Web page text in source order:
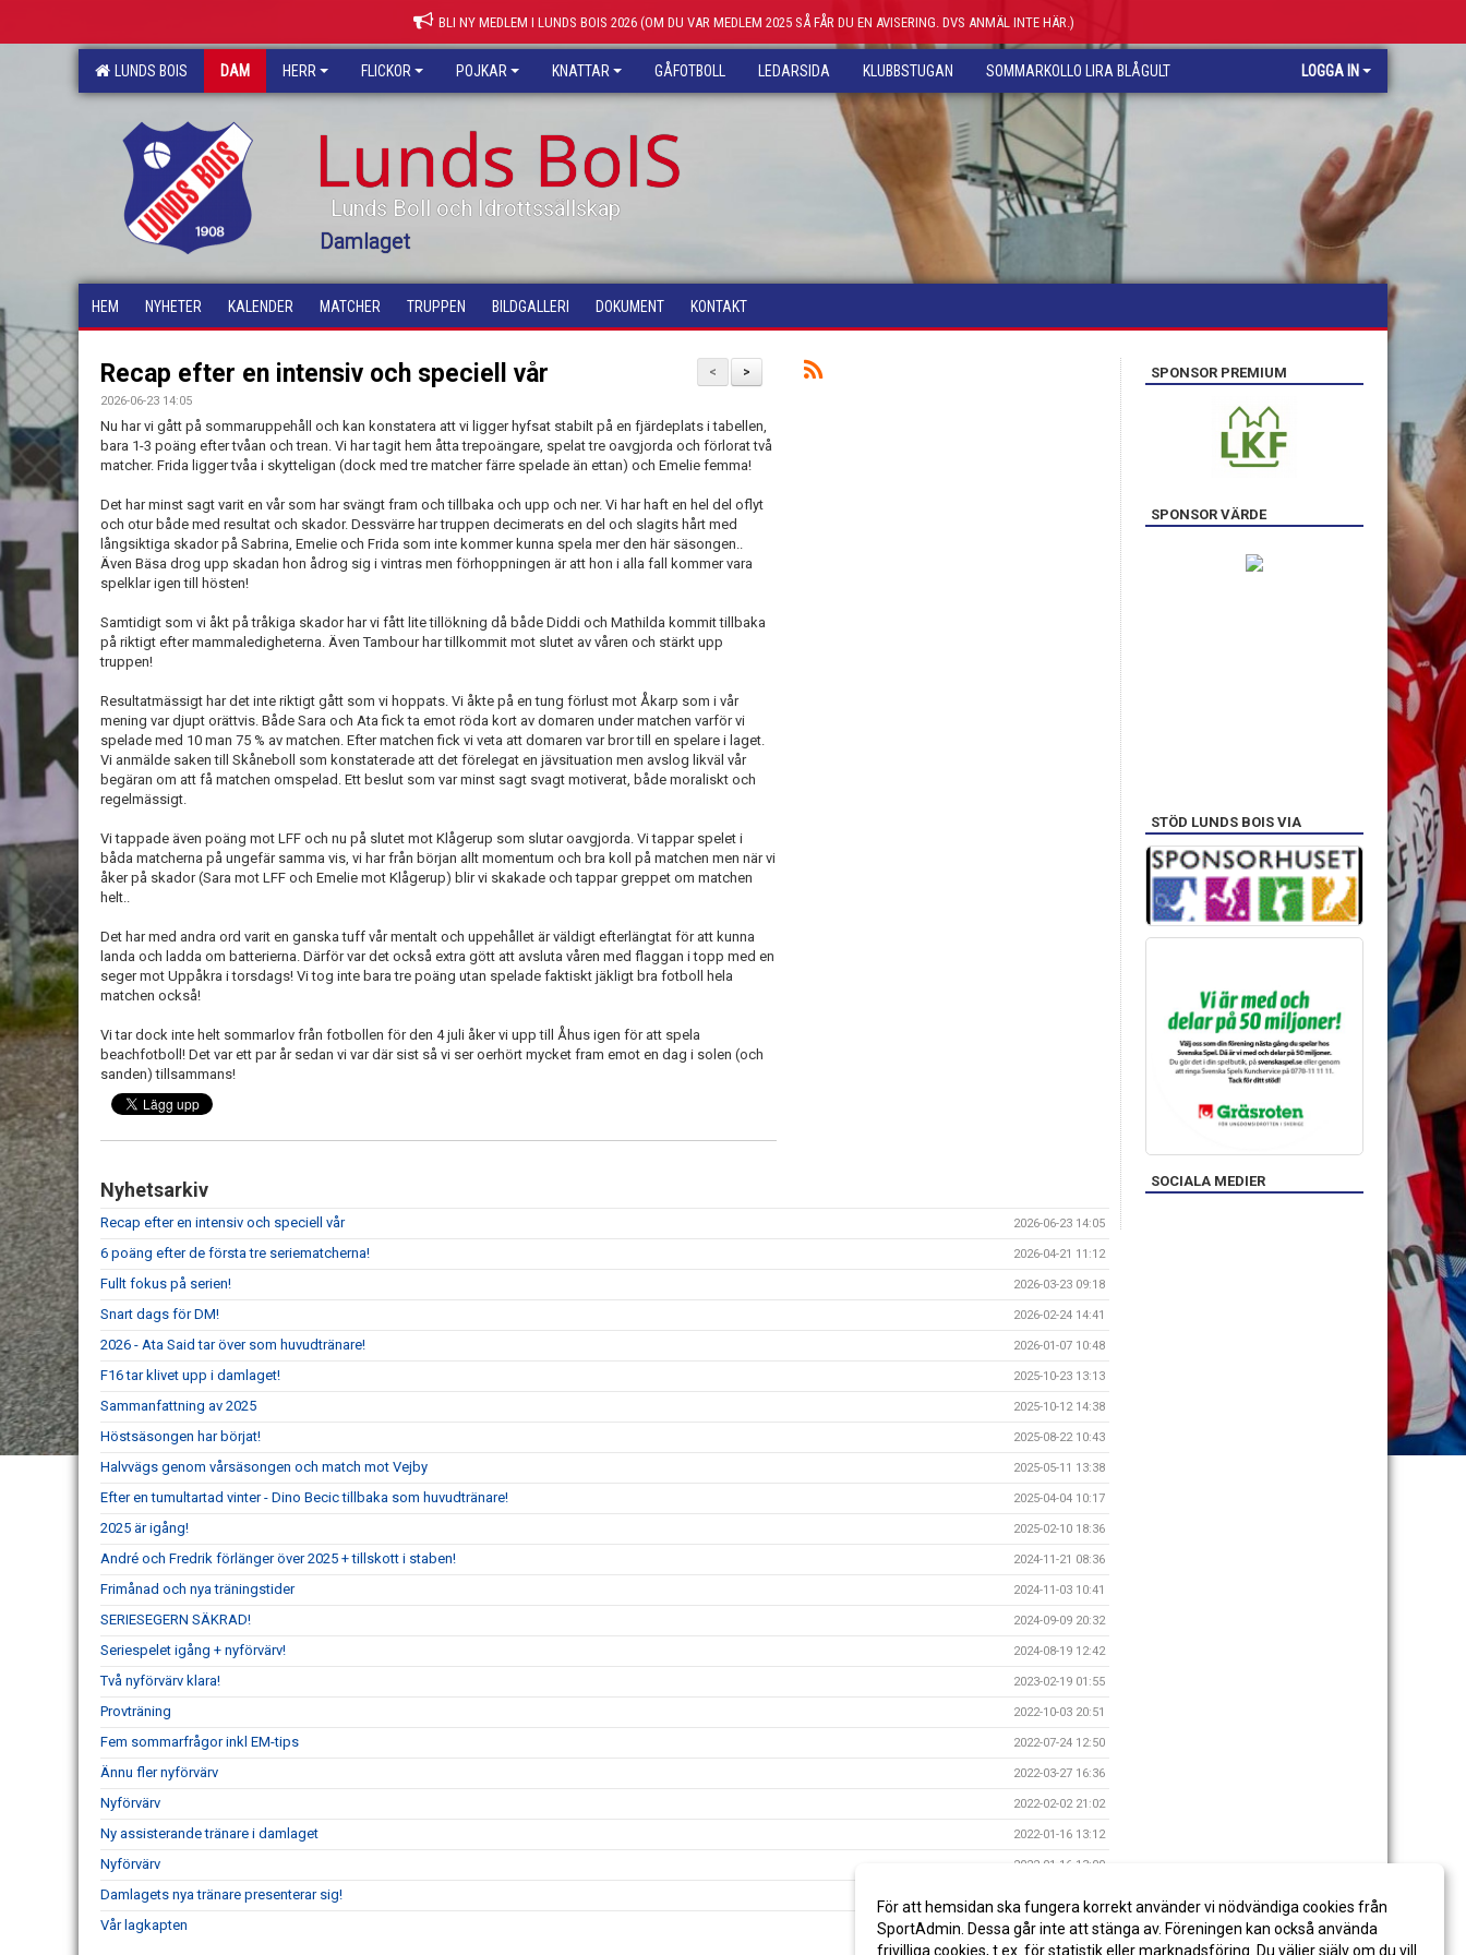
BLI NY MEDLEM I LUNDS BOIS 2026 (OM DU VAR MEDLEM 2025 SÅ FÅR DU EN AVISERING. DVS ANMÄL INTE HÄR.)
LUNDS BOIS DAM HERR FLICKOR POJKAR KNATTAR GÅFOTBOLL LEDARSIDA KLUBBSTUGAN SOMMARKOLLO LIRA BLÅGULT LOGGA IN
Lunds BoIS
Lunds Boll och Idrottssällskap
Damlaget
HEM NYHETER KALENDER MATCHER TRUPPEN BILDGALLERI DOKUMENT KONTAKT
>
<
Recap efter en intensiv och speciell vår
2026-06-23 14:05
Nu har vi gått på sommaruppehåll och kan konstatera att vi ligger hyfsat stabilt på en fjärdeplats i tabellen,
bara 1-3 poäng efter tvåan och trean. Vi har tagit hem åtta trepoängare, spelat tre oavgjorda och förlorat två
matcher. Frida ligger tvåa i skytteligan (dock med tre matcher färre spelade än ettan) och Emelie femma!
Det har minst sagt varit en vår som har svängt fram och tillbaka och upp och ner. Vi har haft en hel del oflyt
och otur både med resultat och skador. Dessvärre har truppen decimerats en del och slagits hårt med
långsiktiga skador på Sabrina, Emelie och Frida som inte kommer kunna spela mer den här säsongen..
Även Bäsa drog upp skadan hon ådrog sig i vintras men förhoppningen är att hon i alla fall kommer vara
spelklar igen till hösten!
Samtidigt som vi åkt på tråkiga skador har vi fått lite tillökning då både Diddi och Mathilda kommit tillbaka
på riktigt efter mammaledigheterna. Även Tambour har tillkommit mot slutet av våren och stärkt upp
truppen!
Resultatmässigt har det inte riktigt gått som vi hoppats. Vi åkte på en tung förlust mot Åkarp som i vår
mening var djupt orättvis. Både Sara och Ata fick ta emot röda kort av domaren under matchen varför vi
spelade med 10 man 75 % av matchen. Efter matchen fick vi veta att domaren var bror till en spelare i laget.
Vi anmälde saken till Skåneboll som konstaterade att det förelegat en jävsituation men avslog likväl vår
begäran om att få matchen omspelad. Ett beslut som var minst sagt svagt motiverat, både moraliskt och
regelmässigt.
Vi tappade även poäng mot LFF och nu på slutet mot Klågerup som slutar oavgjorda. Vi tappar spelet i
båda matcherna på ungefär samma vis, vi har från början allt momentum och bra koll på matchen men när vi
åker på skador (Sara mot LFF och Emelie mot Klågerup) blir vi skakade och tappar greppet om matchen
helt..
Det har med andra ord varit en ganska tuff vår mentalt och uppehållet är väldigt efterlängtat för att kunna
landa och ladda om batterierna. Därför var det också extra gött att avsluta våren med flaggan i topp med en
seger mot Uppåkra i torsdags! Vi tog inte bara tre poäng utan spelade faktiskt jäkligt bra fotboll hela
matchen också!
Vi tar dock inte helt sommarlov från fotbollen för den 4 juli åker vi upp till Åhus igen för att spela
beachfotboll! Det var ett par år sedan vi var där sist så vi ser oerhört mycket fram emot en dag i solen (och
sanden) tillsammans!
Nyhetsarkiv
Recap efter en intensiv och speciell vår 2026-06-23 14:05
6 poäng efter de första tre seriematcherna! 2026-04-21 11:12
Fullt fokus på serien! 2026-03-23 09:18
Snart dags för DM! 2026-02-24 14:41
2026 - Ata Said tar över som huvudtränare! 2026-01-07 10:48
F16 tar klivet upp i damlaget! 2025-10-23 13:13
Sammanfattning av 2025 2025-10-12 14:38
Höstsäsongen har börjat! 2025-08-22 10:43
Halvvägs genom vårsäsongen och match mot Vejby 2025-05-11 13:38
Efter en tumultartad vinter - Dino Becic tillbaka som huvudtränare! 2025-04-04 10:17
2025 är igång! 2025-02-10 18:36
André och Fredrik förlänger över 2025 + tillskott i staben! 2024-11-21 08:36
Frimånad och nya träningstider 2024-11-03 10:41
SERIESEGERN SÄKRAD! 2024-09-09 20:32
Seriespelet igång + nyförvärv! 2024-08-19 12:42
Två nyförvärv klara! 2023-02-19 01:55
Provträning 2022-10-03 20:51
Fem sommarfrågor inkl EM-tips 2022-07-24 12:50
Ännu fler nyförvärv 2022-03-27 16:36
Nyförvärv 2022-02-02 21:02
Ny assisterande tränare i damlaget 2022-01-16 13:12
Nyförvärv 2022-01-16 13:00
Damlagets nya tränare presenterar sig!
Vår lagkapten 2021-07-03 15:52
SPONSOR PREMIUM
SPONSOR VÄRDE
STÖD LUNDS BOIS VIA
SOCIALA MEDIER
För att hemsidan ska fungera korrekt använder vi nödvändiga cookies från
SportAdmin. Dessa går inte att stänga av. Föreningen kan också använda
frivilliga cookies, t.ex. för statistik eller marknadsföring. Du väljer själv om du vill